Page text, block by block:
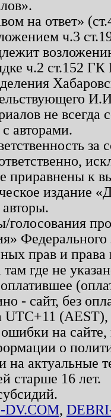
на ответ»
ч.3
ч.2 ст.152
не
авторами.
приравнены к
издание
прав и
где не
- сайт, без
UTC+11
на
о
на актуальные
старше 16 лет.
DV.COM,